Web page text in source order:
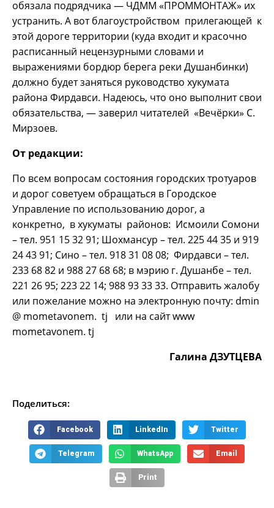
обязала подрядчика — ЧДММ «ПРОММОНТАЖ» их
устранить. А вот благоустройством прилегающей к
этой дороге территории (куда входит и красочно
расписанный нецензурными словами и
выражениями бордюр берега реки Душанбинки)
должно будет заняться руководство хукумата
района Фирдавси. Надеюсь, что оно выполнит свои
обязательства, — заверил читателей «Вечёрки» С.
Мирзоев.
От редакции:
По всем вопросам состояния городских тротуаров
и дорог советуем обращаться в Городское
Управление по использованию дорог, а
конкретно, в хукуматы районов: Исмоили Сомони
– тел. 951 15 32 91; Шохмансур – тел. 225 44 35 и 919
24 43 91; Сино – тел. 918 31 08 08; Фирдавси – тел.
233 68 82 и 988 27 68 68; в мэрию г. Душанбе – тел.
221 26 95; 223 22 14; 988 93 33 33. Отправить жалобу
или пожелание можно на электронную почту: dmin
@ mometavonem. tj или на сайт www
mometavonem. tj
Галина ДЗУТЦЕВА
Поделиться:
Facebook LinkedIn Twitter
Telegram WhatsApp Email
Print